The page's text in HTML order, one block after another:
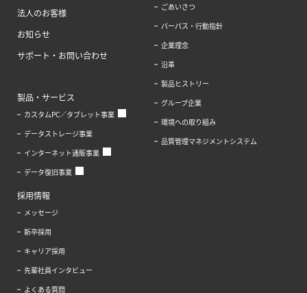
法人のお客様
お知らせ
サポート・お問い合わせ
製品・サービス
カスタムPC／タブレット事業
データストレージ事業
インターネット通販事業
データ復旧事業
ごあいさつ
パーパス・行動指針
企業理念
沿革
製品ヒストリー
グループ企業
環境への取り組み
品質管理マネジメントシステム
採用情報
メッセージ
新卒採用
キャリア採用
先輩社員インタビュー
よくある質問